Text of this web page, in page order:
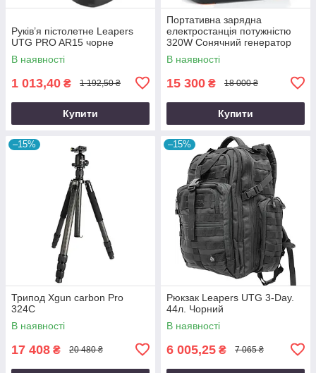
Руків’я пістолетне Leapers
UTG PRO AR15 чорне
В наявності
1 013,40 ₴ 1 192,50 ₴
Купити
Портативна зарядна
електростанція потужністю
320W Сонячний генератор
FlashFish місткістю 292Wh
800000mAh
В наявності
15 300 ₴ 18 000 ₴
Купити
–15%
Трипод Xgun carbon Рro
324C
В наявності
17 408 ₴ 20 480 ₴
–15%
Рюкзак Leapers UTG 3-Day.
44л. Чорний
В наявності
6 005,25 ₴ 7 065 ₴